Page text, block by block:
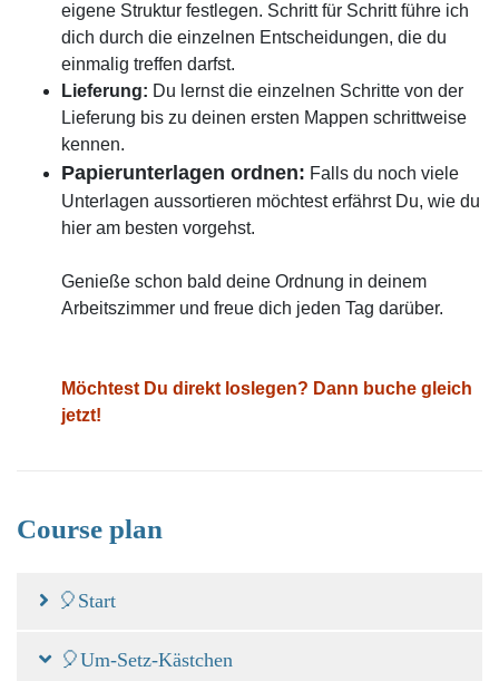
eigene Struktur festlegen. Schritt für Schritt führe ich
dich durch die einzelnen Entscheidungen, die du
einmalig treffen darfst.
Lieferung: Du lernst die einzelnen Schritte von der
Lieferung bis zu deinen ersten Mappen schrittweise
kennen.
Papierunterlagen ordnen: Falls du noch viele
Unterlagen aussortieren möchtest erfährst Du, wie du
hier am besten vorgehst.
Genieße schon bald deine Ordnung in deinem
Arbeitszimmer und freue dich jeden Tag darüber.
Möchtest Du direkt loslegen? Dann buche gleich
jetzt!
Course plan
🎈Start
🎈Um-Setz-Kästchen